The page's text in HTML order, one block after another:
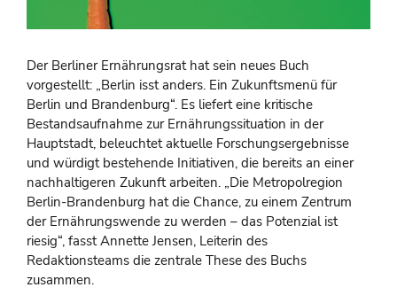
Der Berliner Ernährungsrat hat sein neues Buch
vorgestellt: „Berlin isst anders. Ein Zukunftsmenü für
Berlin und Brandenburg“. Es liefert eine kritische
Bestandsaufnahme zur Ernährungssituation in der
Hauptstadt, beleuchtet aktuelle Forschungsergebnisse
und würdigt bestehende Initiativen, die bereits an einer
nachhaltigeren Zukunft arbeiten. „Die Metropolregion
Berlin-Brandenburg hat die Chance, zu einem Zentrum
der Ernährungswende zu werden – das Potenzial ist
riesig“, fasst Annette Jensen, Leiterin des
Redaktionsteams die zentrale These des Buchs
zusammen.